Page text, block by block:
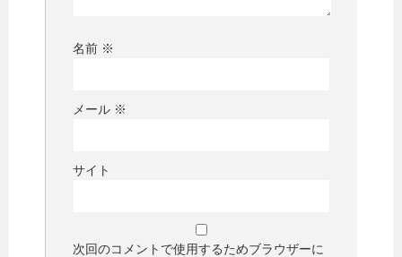
名前 ※
メール ※
サイト
次回のコメントで使用するためブラウザーに